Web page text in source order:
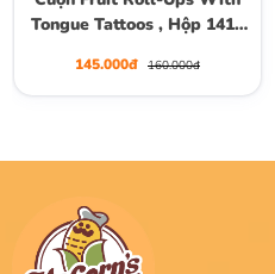
Tongue Tattoos , Hộp 141g
145.000đ 160.000đ